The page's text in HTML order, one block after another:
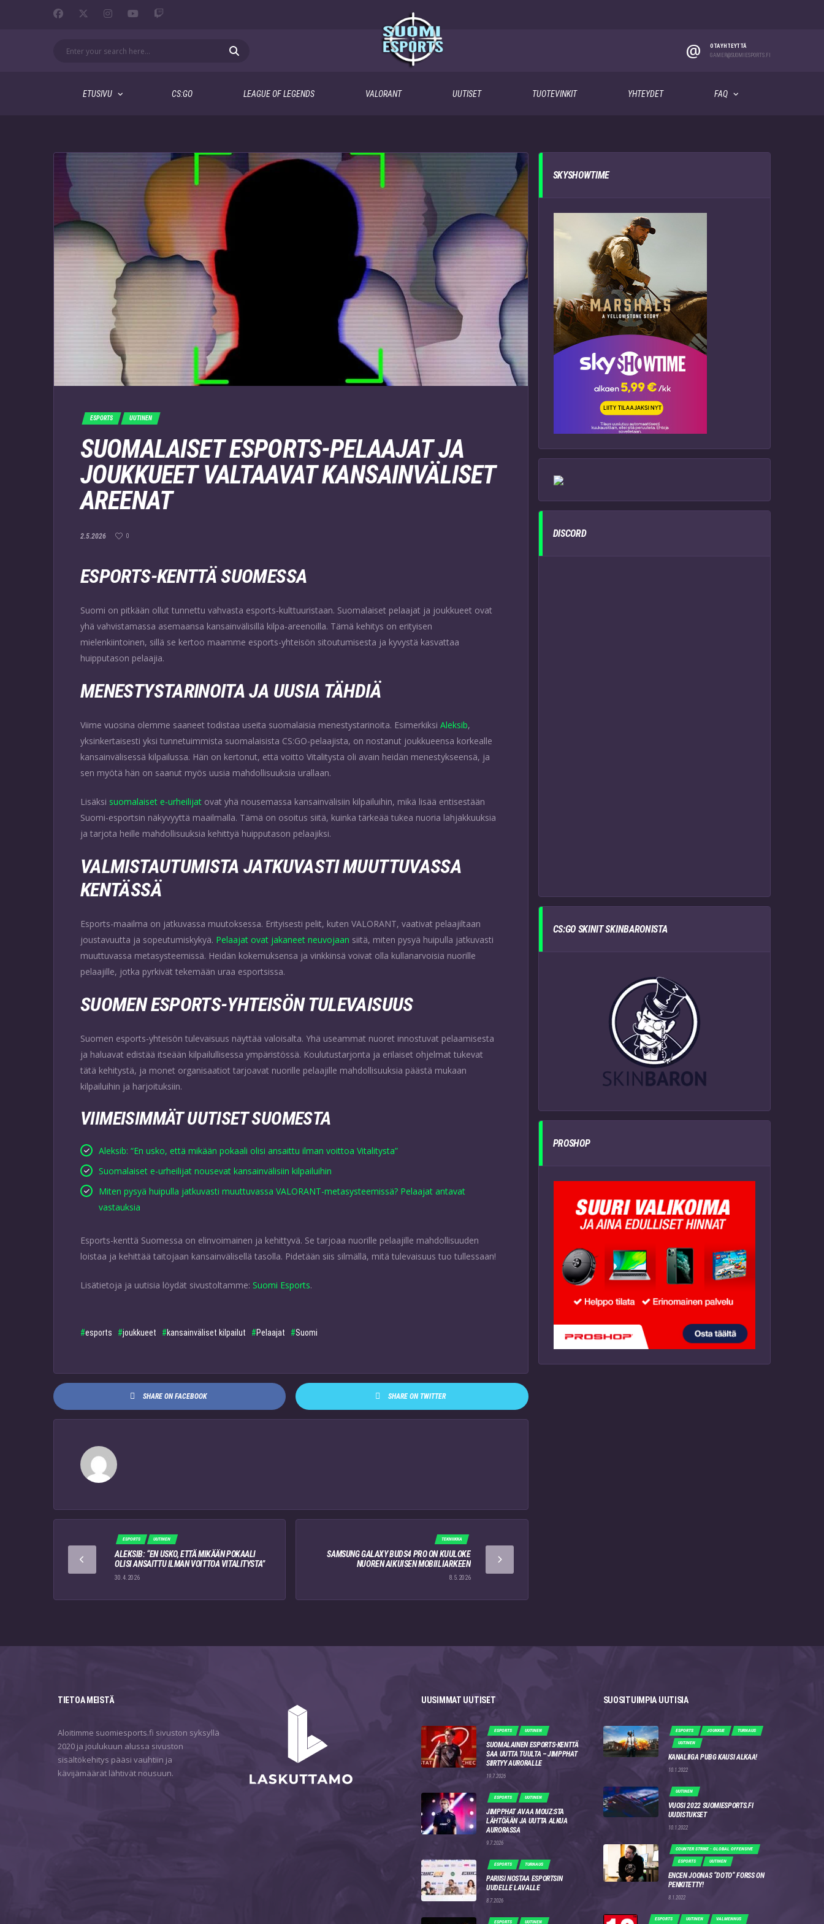
@
OTA YHTEYTTÄ
GAMER@SUOMIESPORTS.FI
ETUSIVU CS:GO LEAGUE OF LEGENDS VALORANT UUTISET TUOTEVINKIT YHTEYDET FAQ
ESPORTS UUTINEN
SUOMALAISET ESPORTS-PELAAJAT JA
JOUKKUEET VALTAAVAT KANSAINVÄLISET
AREENAT
2.5.2026 0
ESPORTS-KENTTÄ SUOMESSA
Suomi on pitkään ollut tunnettu vahvasta esports-kulttuuristaan. Suomalaiset pelaajat ja joukkueet ovat
yhä vahvistamassa asemaansa kansainvälisillä kilpa-areenoilla. Tämä kehitys on erityisen
mielenkiintoinen, sillä se kertoo maamme esports-yhteisön sitoutumisesta ja kyvystä kasvattaa
huipputason pelaajia.
MENESTYSTARINOITA JA UUSIA TÄHDIÄ
Viime vuosina olemme saaneet todistaa useita suomalaisia menestystarinoita. Esimerkiksi Aleksib,
yksinkertaisesti yksi tunnetuimmista suomalaisista CS:GO-pelaajista, on nostanut joukkueensa korkealle
kansainvälisessä kilpailussa. Hän on kertonut, että voitto Vitalitysta oli avain heidän menestykseensä, ja
sen myötä hän on saanut myös uusia mahdollisuuksia urallaan.
Lisäksi suomalaiset e-urheilijat ovat yhä nousemassa kansainvälisiin kilpailuihin, mikä lisää entisestään
Suomi-esportsin näkyvyyttä maailmalla. Tämä on osoitus siitä, kuinka tärkeää tukea nuoria lahjakkuuksia
ja tarjota heille mahdollisuuksia kehittyä huipputason pelaajiksi.
VALMISTAUTUMISTA JATKUVASTI MUUTTUVASSA
KENTÄSSÄ
Esports-maailma on jatkuvassa muutoksessa. Erityisesti pelit, kuten VALORANT, vaativat pelaajiltaan
joustavuutta ja sopeutumiskykyä. Pelaajat ovat jakaneet neuvojaan siitä, miten pysyä huipulla jatkuvasti
muuttuvassa metasysteemissä. Heidän kokemuksensa ja vinkkinsä voivat olla kullanarvoisia nuorille
pelaajille, jotka pyrkivät tekemään uraa esportsissa.
SUOMEN ESPORTS-YHTEISÖN TULEVAISUUS
Suomen esports-yhteisön tulevaisuus näyttää valoisalta. Yhä useammat nuoret innostuvat pelaamisesta
ja haluavat edistää itseään kilpailullisessa ympäristössä. Koulutustarjonta ja erilaiset ohjelmat tukevat
tätä kehitystä, ja monet organisaatiot tarjoavat nuorille pelaajille mahdollisuuksia päästä mukaan
kilpailuihin ja harjoituksiin.
VIIMEISIMMÄT UUTISET SUOMESTA
Aleksib: “En usko, että mikään pokaali olisi ansaittu ilman voittoa Vitalitysta”
Suomalaiset e-urheilijat nousevat kansainvälisiin kilpailuihin
Miten pysyä huipulla jatkuvasti muuttuvassa VALORANT-metasysteemissä? Pelaajat antavat
vastauksia
Esports-kenttä Suomessa on elinvoimainen ja kehittyvä. Se tarjoaa nuorille pelaajille mahdollisuuden
loistaa ja kehittää taitojaan kansainvälisellä tasolla. Pidetään siis silmällä, mitä tulevaisuus tuo tullessaan!
Lisätietoja ja uutisia löydät sivustoltamme: Suomi Esports.
esports joukkueet kansainväliset kilpailut Pelaajat Suomi
SHARE ON FACEBOOK SHARE ON TWITTER
ESPORTS UUTINEN
ALEKSIB: “EN USKO, ETTÄ MIKÄÄN POKAALI
OLISI ANSAITTU ILMAN VOITTOA VITALITYSTA”
30.4.2026
TEKNIIKKA
SAMSUNG GALAXY BUDS4 PRO ON KUULOKE
NUOREN AIKUISEN MOBIILIARKEEN
8.5.2026
SKYSHOWTIME
DISCORD
CS:GO SKINIT SKINBARONISTA
PROSHOP
TIETOA MEISTÄ
Aloitimme suomiesports.fi sivuston syksyllä
2020 ja joulukuun alussa sivuston
sisältökehitys pääsi vauhtiin ja
kävijämäärät lähtivät nousuun.
UUSIMMAT UUTISET
ESPORTS UUTINEN
SUOMALAINEN ESPORTS-KENTTÄ
SAA UUTTA TUULTA – JIMPPHAT
SIIRTYY AURORALLE
19.7.2026
ESPORTS UUTINEN
JIMPPHAT AVAA MOUZ:STA
LÄHTÖÄÄN JA UUTTA ALKUA
AURORASSA
9.7.2026
ESPORTS TURNAUS
PARIISI NOSTAA ESPORTSIN
UUDELLE LAVALLE
8.7.2026
ESPORTS UUTINEN
SUOSITUIMPIA UUTISIA
ESPORTS JOUKKUE TURNAUS
UUTINEN
KANALIIGA PUBG KAUSI ALKAA!
10.1.2022
UUTINEN
VUOSI 2022 SUOMIESPORTS.FI
UUDISTUKSET
10.1.2022
COUNTER STRIKE - GLOBAL OFFENSIVE
ESPORTS UUTINEN
ENCEN JOONAS “DOTO” FORSS ON
PENKITETTY!
8.1.2022
ESPORTS UUTINEN VALMENNUS